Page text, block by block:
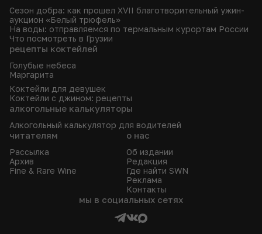
Сезон добра: как прошел XVII благотворительный ужин-
аукцион «Белый трюфель»
На воды: отправляемся по термальным курортам России
Что посмотреть в Грузии
рецепты коктейлей
Голубые небеса
Маргарита
Коктейли для девушек
Коктейли с джином: рецепты
алкогольные калькуляторы
Алкогольный калькулятор для водителей
читателям
Рассылка
Архив
Fine & Rare Wine
о нас
Об издании
Редакция
Где найти SWN
Реклама
Контакты
мы в социальных сетях